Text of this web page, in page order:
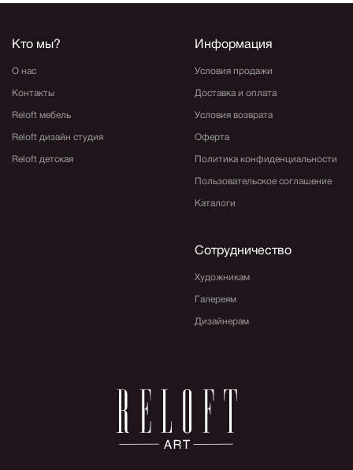
Кто мы?
О нас
Контакты
Reloft мебель
Reloft дизайн студия
Reloft детская
Информация
Условия продажи
Доставка и оплата
Условия возврата
Оферта
Политика конфиденциальности
Пользовательское соглашение
Каталоги
Сотрудничество
Художникам
Галереям
Дизайнерам